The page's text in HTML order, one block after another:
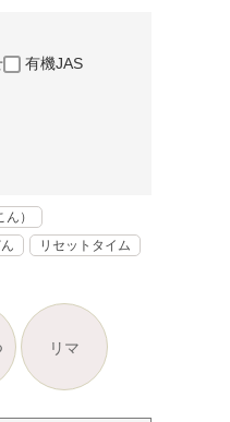
有機JAS
）
リセットタイム
リマ